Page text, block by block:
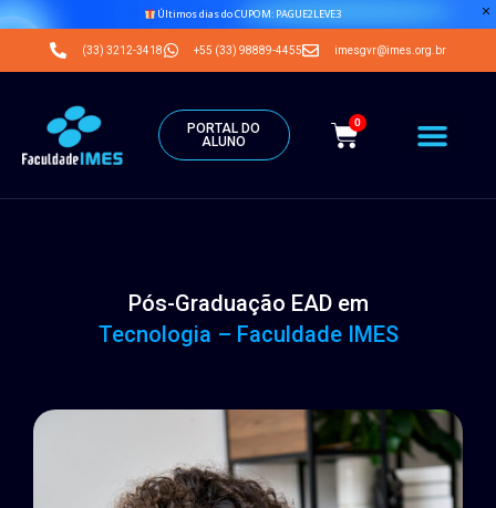
Últimos dias do CUPOM: PAGUE2LEVE3
(33) 3212-3418 +55 (33) 98889-4455 imesgvr@imes.org.br
PORTAL DO
ALUNO
0
Pós-Graduação EAD em
Tecnologia – Faculdade IMES